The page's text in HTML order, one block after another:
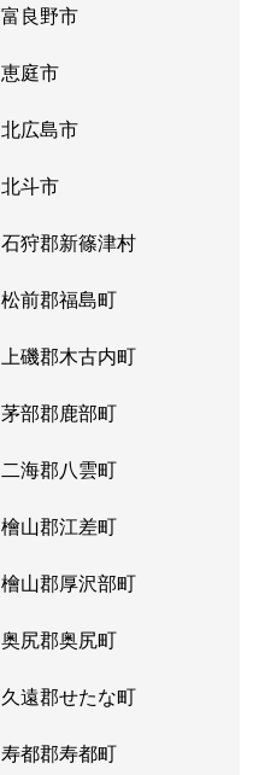
富良野市
恵庭市
北広島市
北斗市
石狩郡新篠津村
松前郡福島町
上磯郡木古内町
茅部郡鹿部町
二海郡八雲町
檜山郡江差町
檜山郡厚沢部町
奥尻郡奥尻町
久遠郡せたな町
寿都郡寿都町